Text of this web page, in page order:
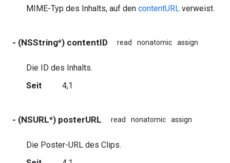
MIME-Typ des Inhalts, auf den contentURL verweist.
- (NSString*) contentID read nonatomic assign
Die ID des Inhalts.
Seit
4,1
- (NSURL*) posterURL read nonatomic assign
Die Poster-URL des Clips.